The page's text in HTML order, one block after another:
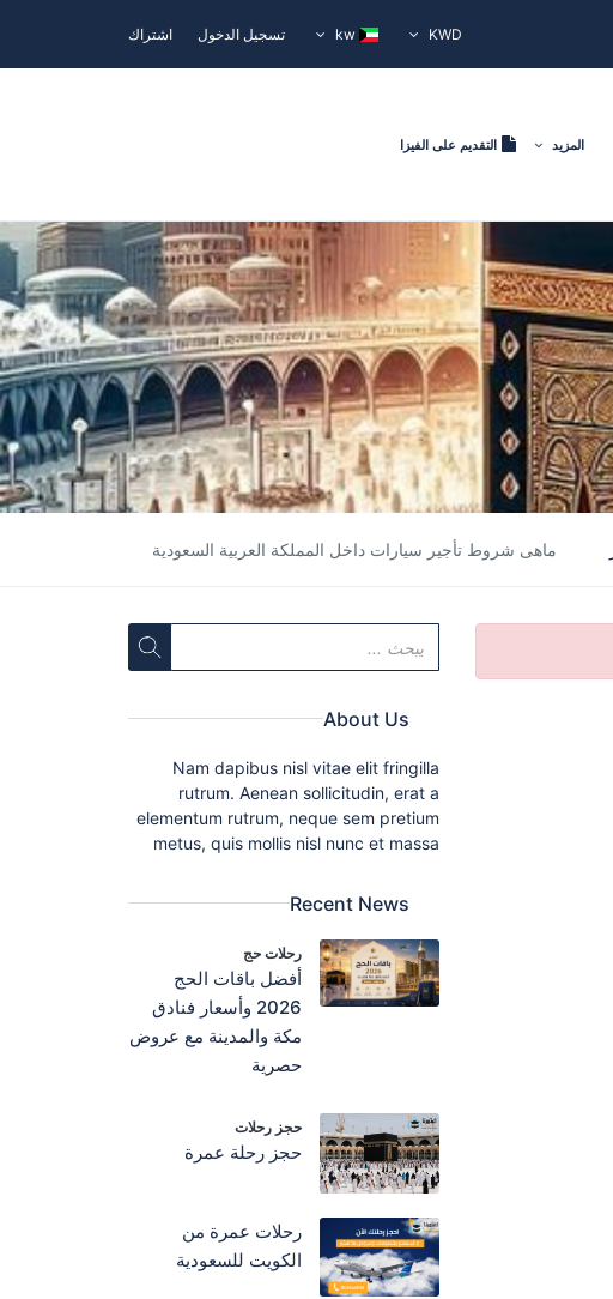
KWD تسجيل الدخول اشتراك
المزيد التقديم على الفيزا
ماهى شروط تأجير سيارات داخل المملكة العربية السعودية
About Us
Nam dapibus nisl vitae elit fringilla
rutrum. Aenean sollicitudin, erat a
elementum rutrum, neque sem pretium
metus, quis mollis nisl nunc et massa
Recent News
رحلات حج
أفضل باقات الحج
2026 وأسعار فنادق
مكة والمدينة مع عروض
حصرية
حجز رحلات
حجز رحلة عمرة
رحلات عمرة من
الكويت للسعودية